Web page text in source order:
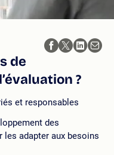
de
?
et responsables
des
adapter aux besoins